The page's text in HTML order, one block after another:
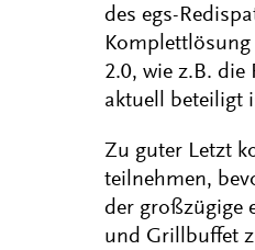
des egs-
2.0, wie z.B. die
aktuell beteiligt
Zu guter Letzt
teilnehmen,
der großzügige
und Grillbuffet